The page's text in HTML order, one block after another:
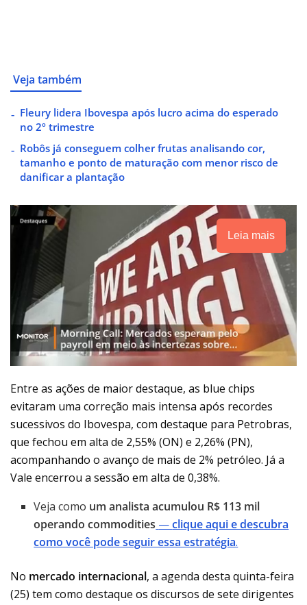
Veja também
Fleury lidera Ibovespa após lucro acima do esperado
no 2º trimestre
Robôs já conseguem colher frutas analisando cor,
tamanho e ponto de maturação com menor risco de
danificar a plantação
Leia mais
Entre as ações de maior destaque, as blue chips
evitaram uma correção mais intensa após recordes
sucessivos do Ibovespa, com destaque para Petrobras,
que fechou em alta de 2,55% (ON) e 2,26% (PN),
acompanhando o avanço de mais de 2% petróleo. Já a
Vale encerrou a sessão em alta de 0,38%.
Veja como um analista acumulou R$ 113 mil
operando commodities —clique aqui e descubra
como você pode seguir essa estratégia.
No mercado internacional, a agenda desta quinta-feira
(25) tem como destaque os discursos de sete dirigentes